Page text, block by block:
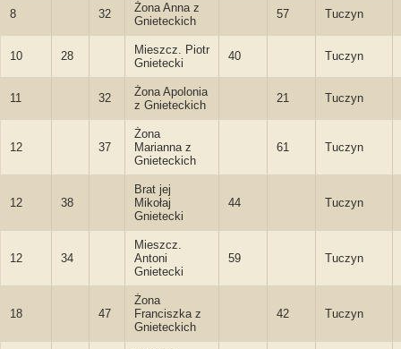
8 32
Żona Anna z
Gnieteckich
57 Tuczyn
10 28
Mieszcz. Piotr
Gnietecki
40 Tuczyn
11 32
Żona Apolonia
z Gnieteckich
21 Tuczyn
12 37
Żona
Marianna z
Gnieteckich
61 Tuczyn
12 38
Brat jej
Mikołaj
Gnietecki
44 Tuczyn
12 34
Mieszcz.
Antoni
Gnietecki
59 Tuczyn
18 47
Żona
Franciszka z
Gnieteckich
42 Tuczyn